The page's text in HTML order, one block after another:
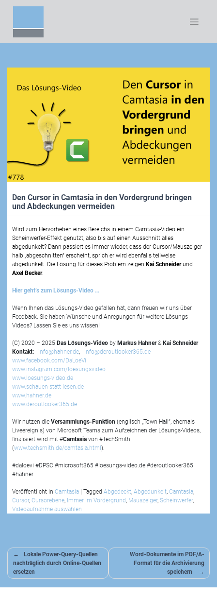
Den Cursor in Camtasia in den Vordergrund bringen
und Abdeckungen vermeiden
Wird zum Hervorheben eines Bereichs in einem Camtasia-Video ein
Scheinwerfer-Effekt genutzt, also bis auf einen Ausschnitt alles
abgedunkelt? Dann passiert es immer wieder, dass der Cursor/Mauszeiger
halb „abgeschnitten“ erscheint, sprich er wird ebenfalls teilweise
abgedunkelt. Die Lösung für dieses Problem zeigen Kai Schneiderund
Axel Becker.
Hier geht’s zum Lösungs-Video …
Wenn Ihnen das Lösungs-Video gefallen hat, dann freuen wir uns über
Feedback. Sie haben Wünsche und Anregungen für weitere Lösungs-
Videos? Lassen Sie es uns wissen!
(C) 2020 – 2025 Das Lösungs-Video by Markus Hahner& Kai Schneider
Kontakt:
info@hahner.de, info@deroutlooker365.de
www.facebook.com/DaLoeVi
www.instagram.com/loesungsvideo
www.loesungs-video.de
www.schauen-statt-lesen.de
www.hahner.de
www.deroutlooker365.de
Wir nutzen die Versammlungs-Funktion (englisch „Town Hall“, ehemals
Liveereignis) von Microsoft Teams zum Aufzeichnen der Lösungs-Videos,
finalisiert wird mit #Camtasia von #TechSmith
(www.techsmith.de/camtasia.html).
#daloevi #DPSC #microsoft365 #loesungs-video.de #deroutlooker365
#hahner
Veröffentlicht in Camtasia | Tagged Abgedeckt, Abgedunkelt, Camtasia,
Cursor, Cursorebene, Immer im Vordergrund, Mauszeiger, Scheinwerfer,
Videoaufnahme auswählen
Beitragsnavigation
Lokale Power-Query-Quellen
nachträglich durch Online-Quellen
ersetzen
Word-Dokumente im PDF/A-
Format für die Archivierung
speichern